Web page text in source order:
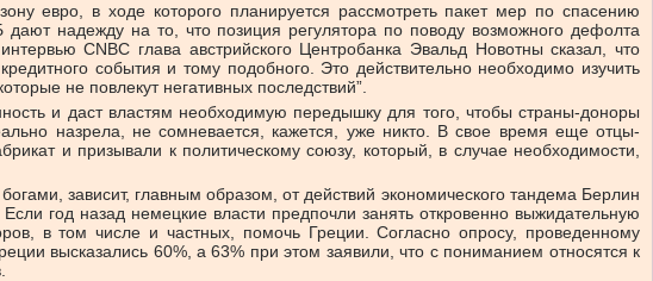
евро, в ходе которого планируется рассмотреть пакет мер по спасению
надежду на то, что позиция регулятора по поводу возможного дефолта
CNBC глава австрийского Центробанка Эвальд Новотны сказал, что
события и тому подобного. Это действительно необходимо изучить
не повлекут негативных последствий”.
и даст властям необходимую передышку для того, чтобы страны-доноры
назрела, не сомневается, кажется, уже никто. В свое время еще отцы-
и призывали к политическому союзу, который, в случае необходимости,
зависит, главным образом, от действий экономического тандема Берлин
год назад немецкие власти предпочли занять откровенно выжидательную
в том числе и частных, помочь Греции. Согласно опросу, проведенному
высказались 60%, а 63% при этом заявили, что с пониманием относятся к